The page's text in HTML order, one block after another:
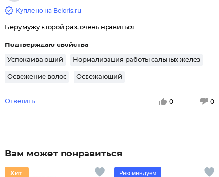
Куплено на Beloris.ru
Беру мужу второй раз, очень нравиться.
Подтверждаю свойства
Успокаивающий Нормализация работы сальных желез
Освежение волос Освежающий
Ответить 0 0
Вам может понравиться
Рекомендуем